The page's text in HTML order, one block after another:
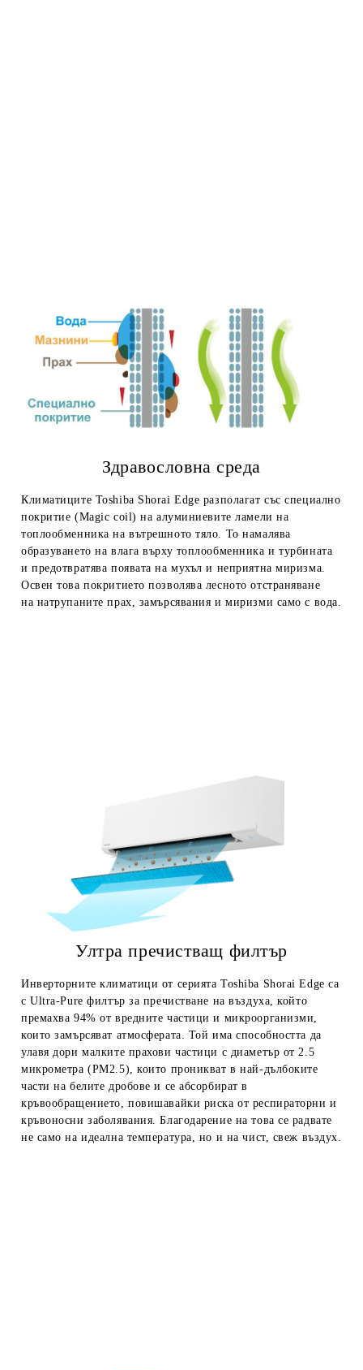
Здравословна среда
Климатиците Toshiba Shorai Edge разполагат със специално
покритие (Magic coil) на алуминиевите ламели на
топлообменника на вътрешното тяло. То намалява
образуването на влага върху топлообменника и турбината
и предотвратява появата на мухъл и неприятна миризма.
Освен това покритието позволява лесното отстраняване
на натрупаните прах, замърсявания и миризми само с вода.
Ултра пречистващ филтър
Инверторните климатици от серията Toshiba Shorai Edge са
с Ultra-Pure филтър за пречистване на въздуха, който
премахва 94% от вредните частици и микроорганизми,
които замърсяват атмосферата. Той има способността да
улавя дори малките прахови частици с диаметър от 2.5
микрометра (PM2.5), които проникват в най-дълбоките
части на белите дробове и се абсорбират в
кръвообращението, повишавайки риска от респираторни и
кръвоносни заболявания. Благодарение на това се радвате
не само на идеална температура, но и на чист, свеж въздух.